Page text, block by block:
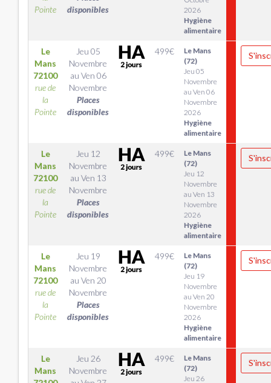
Pointe
disponibles
2026
Hygiène
alimentaire
Le
Mans
72100
rue de
la
Pointe
Jeu 05
Novembre
au Ven 06
Novembre
Places
disponibles
499€
Le Mans
(72)
Jeu 05
Novembre
au Ven 06
Novembre
2026
Hygiène
alimentaire
Le
Mans
72100
rue de
la
Pointe
Jeu 12
Novembre
au Ven 13
Novembre
Places
disponibles
499€
Le Mans
(72)
Jeu 12
Novembre
au Ven 13
Novembre
2026
Hygiène
alimentaire
Le
Mans
72100
rue de
la
Pointe
Jeu 19
Novembre
au Ven 20
Novembre
Places
disponibles
499€
Le Mans
(72)
Jeu 19
Novembre
au Ven 20
Novembre
2026
Hygiène
alimentaire
Le
Mans
Jeu 26
Novembre
499€
Le Mans
(72)
Jeu 26